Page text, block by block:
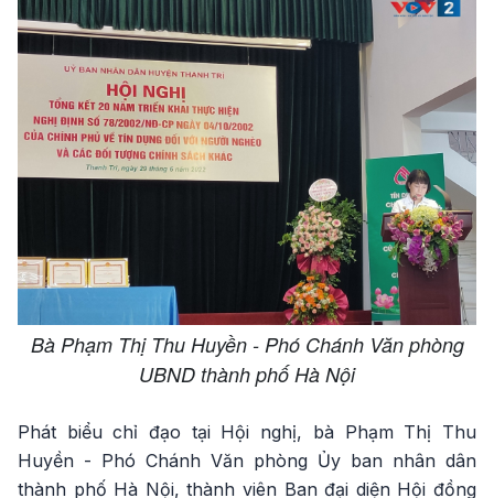
Bà Phạm Thị Thu Huyền - Phó Chánh Văn phòng
UBND thành phố Hà Nội
Phát biểu chỉ đạo tại Hội nghị, bà Phạm Thị Thu
Huyền - Phó Chánh Văn phòng Ủy ban nhân dân
thành phố Hà Nội, thành viên Ban đại diện Hội đồng